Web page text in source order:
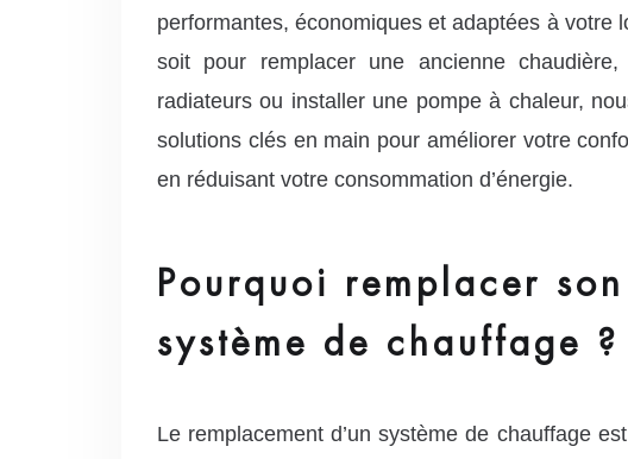
performantes, économiques et adaptées à votre
soit pour remplacer une ancienne chaudière,
radiateurs ou installer une pompe à chaleur,
solutions clés en main pour améliorer votre
en réduisant votre consommation d’énergie.
Pourquoi remplacer son
système de chauffage ?
Le remplacement d’un système de chauffage